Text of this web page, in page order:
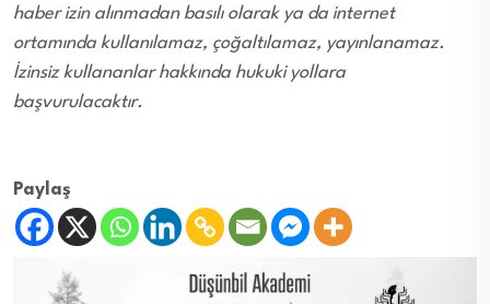
haber izin alınmadan basılı olarak ya da internet
ortamında kullanılamaz, çoğaltılamaz, yayınlanamaz.
İzinsiz kullananlar hakkında hukuki yollara
başvurulacaktır.
Paylaş